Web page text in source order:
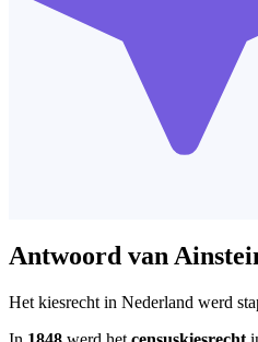
Antwoord van
Het kiesrecht in Nederland werd